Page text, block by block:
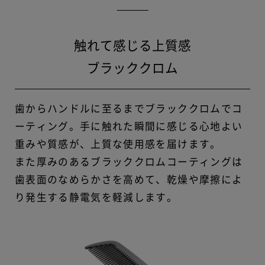
触れて感じる上質感
ブラッククロム
歯からハンドルに至るまでブラッククロムでコ
ーティング。手に触れた瞬間に感じる心地よい
重みや質感が、上質な使用感を届けます。
また厚みのあるブラッククロムコーティングは
歯表面のなめらかさを高めて、乾燥や摩擦によ
り発生する静電気を軽減します。